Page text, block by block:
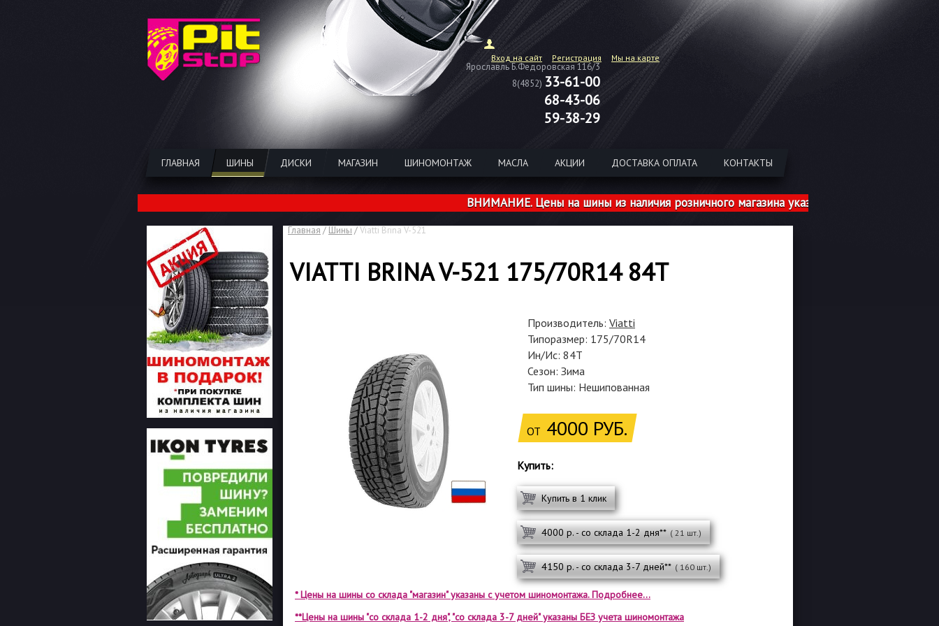
Вход на сайт Регистрация Мы на карте
Ярославль Б.Федоровская 116/3
8(4852) 33-61-00
68-43-06
59-38-29
ГЛАВНАЯ ШИНЫ ДИСКИ МАГАЗИН ШИНОМОНТАЖ МАСЛА АКЦИИ ДОСТАВКА ОПЛАТА КОНТАКТЫ
ВНИМАНИЕ. Цены на шины из наличия розничного магазина указаны с учетом шиномонтажа!
Главная / Шины /Viatti Brina V-521
VIATTI BRINA V-521 175/70R14 84T
Производитель: Viatti
Типоразмер: 175/70R14
Ин/Ис: 84T
Сезон: Зима
Тип шины: Нешипованная
ОТ 4000 РУБ.
Купить:
Купить в 1 клик
4000 р. - со склада 1-2 дня** ( 21 шт.)
4150 р. - со склада 3-7 дней** ( 160 шт.)
* Цены на шины со склада "магазин" указаны с учетом шиномонтажа. Подробнее...
**Цены на шины "со склада 1-2 дня", "со склада 3-7 дней" указаны БЕЗ учета шиномонтажа